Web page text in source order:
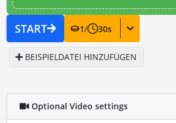
START 1/ 30s
BEISPIELDATEI HINZUFÜGEN
Optional Video settings